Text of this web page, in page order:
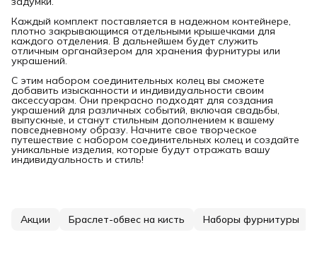
Каждый комплект поставляется в надежном контейнере,
плотно закрывающимся отдельными крышечками для
каждого отделения. В дальнейшем будет служить
отличным органайзером для хранения фурнитуры или
украшений.
С этим набором соединительных колец вы сможете
добавить изысканности и индивидуальности своим
аксессуарам. Они прекрасно подходят для создания
украшений для различных событий, включая свадьбы,
выпускные, и станут стильным дополнением к вашему
повседневному образу. Начните свое творческое
путешествие с набором соединительных колец и создайте
уникальные изделия, которые будут отражать вашу
индивидуальность и стиль!
Акции Браслет-обвес на кисть Наборы фурнитуры